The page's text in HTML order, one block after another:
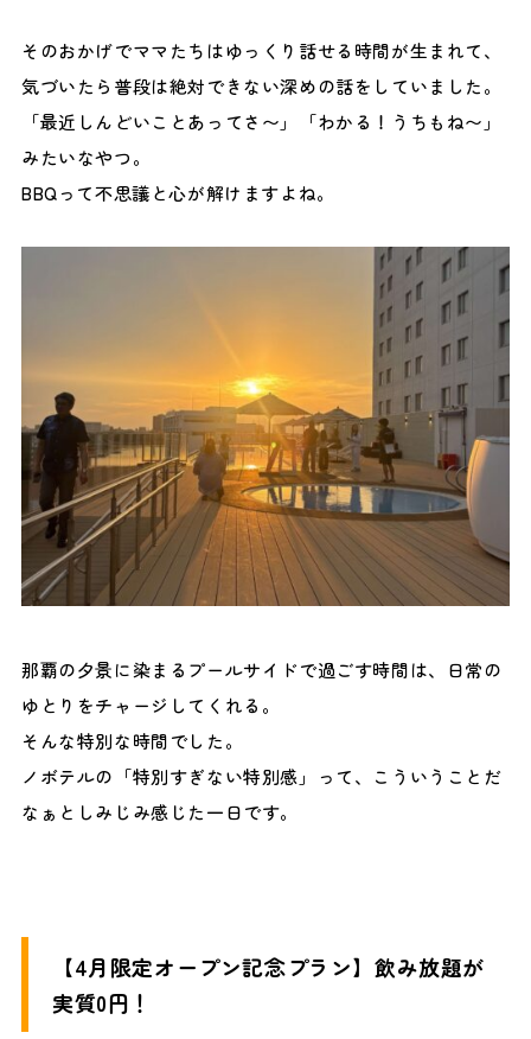
そのおかげでママたちはゆっくり話せる時間が生まれて、
気づいたら普段は絶対できない深めの話をしていました。
「最近しんどいことあってさ〜」「わかる！うちもね〜」
みたいなやつ。
BBQって不思議と心が解けますよね。
那覇の夕景に染まるプールサイドで過ごす時間は、日常の
ゆとりをチャージしてくれる。
そんな特別な時間でした。
ノボテルの「特別すぎない特別感」って、こういうことだ
なぁとしみじみ感じた一日です。
【4月限定オープン記念プラン】飲み放題が
実質0円！